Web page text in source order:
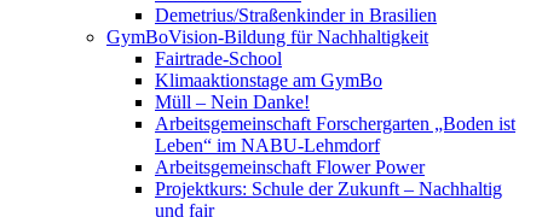
Demetrius/Straßenkinder in Brasilien
GymBoVision-Bildung für Nachhaltigkeit
Fairtrade-School
Klimaaktionstage am GymBo
Müll – Nein Danke!
Arbeitsgemeinschaft Forschergarten „Boden ist
Leben“ im NABU-Lehmdorf
Arbeitsgemeinschaft Flower Power
Projektkurs: Schule der Zukunft – Nachhaltig
und fair